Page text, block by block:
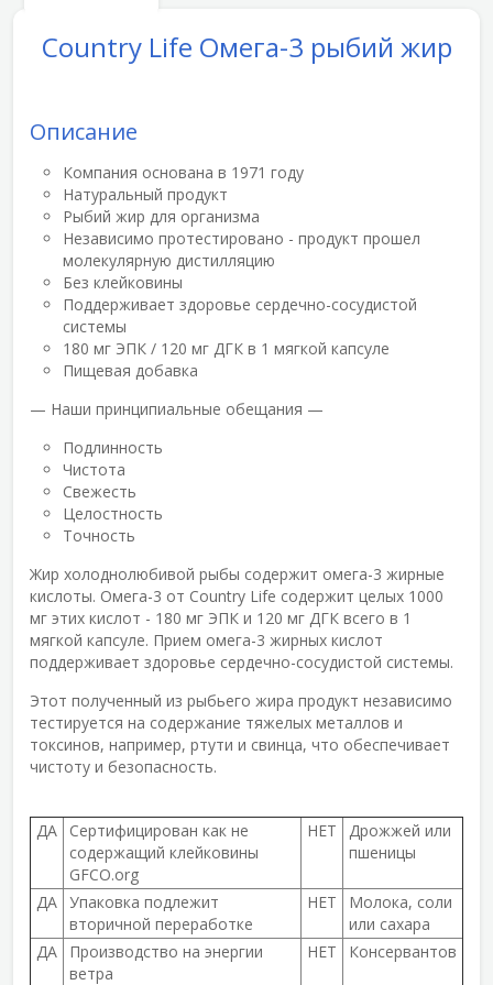
Country Life Омега-3 рыбий жир
Описание
Компания основана в 1971 году
Натуральный продукт
Рыбий жир для организма
Независимо протестировано - продукт прошел
молекулярную дистилляцию
Без клейковины
Поддерживает здоровье сердечно-сосудистой
системы
180 мг ЭПК / 120 мг ДГК в 1 мягкой капсуле
Пищевая добавка
— Наши принципиальные обещания —
Подлинность
Чистота
Свежесть
Целостность
Точность
Жир холоднолюбивой рыбы содержит омега-3 жирные
кислоты. Омега-3 от Country Life содержит целых 1000
мг этих кислот - 180 мг ЭПК и 120 мг ДГК всего в 1
мягкой капсуле. Прием омега-3 жирных кислот
поддерживает здоровье сердечно-сосудистой системы.
Этот полученный из рыбьего жира продукт независимо
тестируется на содержание тяжелых металлов и
токсинов, например, ртути и свинца, что обеспечивает
чистоту и безопасность.
ДА
Сертифицирован как не
содержащий клейковины
GFCO.org
НЕТ
Дрожжей или
пшеницы
ДА Упаковка подлежит
вторичной переработке
НЕТ
Молока, соли
или сахара
ДА
Производство на энергии
ветра
НЕТ Консервантов